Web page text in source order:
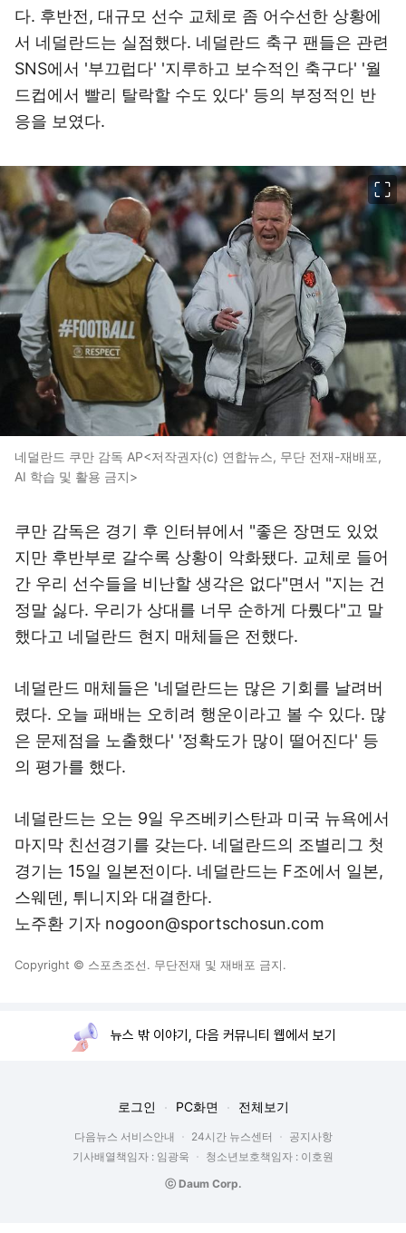
다. 후반전, 대규모 선수 교체로 좀 어수선한 상황에
서 네덜란드는 실점했다. 네덜란드 축구 팬들은 관련
SNS에서 '부끄럽다' '지루하고 보수적인 축구다' '월
드컵에서 빨리 탈락할 수도 있다' 등의 부정적인 반
응을 보였다.
네덜란드 쿠만 감독 AP<저작권자(c) 연합뉴스, 무단 전재-재배포,
AI 학습 및 활용 금지>
쿠만 감독은 경기 후 인터뷰에서 "좋은 장면도 있었
지만 후반부로 갈수록 상황이 악화됐다. 교체로 들어
간 우리 선수들을 비난할 생각은 없다"면서 "지는 건
정말 싫다. 우리가 상대를 너무 순하게 다뤘다"고 말
했다고 네덜란드 현지 매체들은 전했다.
네덜란드 매체들은 '네덜란드는 많은 기회를 날려버
렸다. 오늘 패배는 오히려 행운이라고 볼 수 있다. 많
은 문제점을 노출했다' '정확도가 많이 떨어진다' 등
의 평가를 했다.
네덜란드는 오는 9일 우즈베키스탄과 미국 뉴욕에서
마지막 친선경기를 갖는다. 네덜란드의 조별리그 첫
경기는 15일 일본전이다. 네덜란드는 F조에서 일본,
스웨덴, 튀니지와 대결한다.
노주환 기자 nogoon@sportschosun.com
Copyright © 스포츠조선. 무단전재 및 재배포 금지.
뉴스 밖 이야기, 다음 커뮤니티 웹에서 보기
로그인 PC화면 전체보기
다음뉴스 서비스안내 24시간 뉴스센터
공지사항
기사배열책임자 : 임광욱
청소년보호책임자 : 이호원
ⓒ Daum Corp.